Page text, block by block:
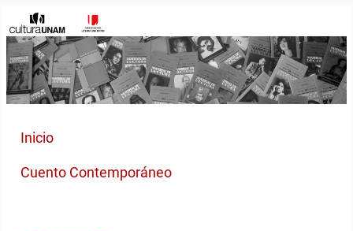
Inicio
Cuento Contemporáneo